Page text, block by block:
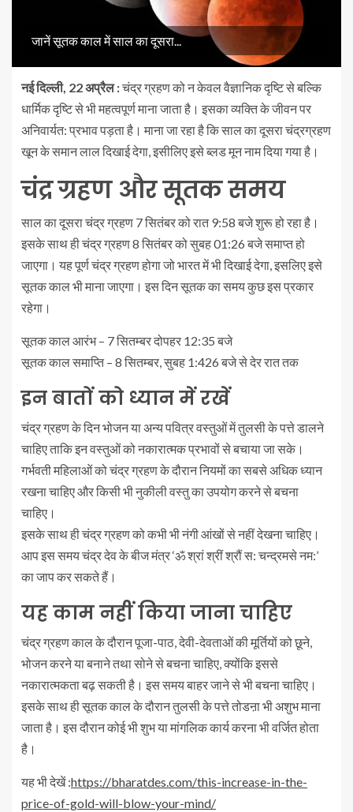
जानें सूतक काल में साल का दूसरा...
नई दिल्ली, 22 अप्रैल :चंद्र ग्रहण को न केवल वैज्ञानिक दृष्टि से बल्कि
धार्मिक दृष्टि से भी महत्वपूर्ण माना जाता है। इसका व्यक्ति के जीवन पर
अनिवार्यत: प्रभाव पड़ता है। माना जा रहा है कि साल का दूसरा चंद्रग्रहण
खून के समान लाल दिखाई देगा, इसीलिए इसे ब्लड मून नाम दिया गया है।
चंद्र ग्रहण और सूतक समय
साल का दूसरा चंद्र ग्रहण 7 सितंबर को रात 9:58 बजे शुरू हो रहा है।
इसके साथ ही चंद्र ग्रहण 8 सितंबर को सुबह 01:26 बजे समाप्त हो
जाएगा। यह पूर्ण चंद्र ग्रहण होगा जो भारत में भी दिखाई देगा, इसलिए इसे
सूतक काल भी माना जाएगा। इस दिन सूतक का समय कुछ इस प्रकार
रहेगा।
सूतक काल आरंभ – 7 सितम्बर दोपहर 12:35 बजे
सूतक काल समाप्ति – 8 सितम्बर, सुबह 1:426 बजे से देर रात तक
इन बातों को ध्यान में रखें
चंद्र ग्रहण के दिन भोजन या अन्य पवित्र वस्तुओं में तुलसी के पत्ते डालने
चाहिए ताकि इन वस्तुओं को नकारात्मक प्रभावों से बचाया जा सके।
गर्भवती महिलाओं को चंद्र ग्रहण के दौरान नियमों का सबसे अधिक ध्यान
रखना चाहिए और किसी भी नुकीली वस्तु का उपयोग करने से बचना
चाहिए।
इसके साथ ही चंद्र ग्रहण को कभी भी नंगी आंखों से नहीं देखना चाहिए।
आप इस समय चंद्र देव के बीज मंत्र ‘ॐ श्रां श्रीं श्रौं स: चन्द्रमसे नम:’
का जाप कर सकते हैं।
यह काम नहीं किया जाना चाहिए
चंद्र ग्रहण काल के दौरान पूजा-पाठ, देवी-देवताओं की मूर्तियों को छूने,
भोजन करने या बनाने तथा सोने से बचना चाहिए, क्योंकि इससे
नकारात्मकता बढ़ सकती है। इस समय बाहर जाने से भी बचना चाहिए।
इसके साथ ही सूतक काल के दौरान तुलसी के पत्ते तोडऩा भी अशुभ माना
जाता है। इस दौरान कोई भी शुभ या मांगलिक कार्य करना भी वर्जित होता
है।
यह भी देखें :https://bharatdes.com/this-increase-in-the-
price-of-gold-will-blow-your-mind/